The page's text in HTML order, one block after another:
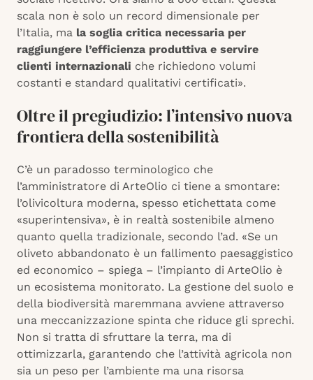
scala non è solo un record dimensionale per
l’Italia, ma la soglia critica necessaria per
raggiungere l’efficienza produttiva e servire
clienti internazionali che richiedono volumi
costanti e standard qualitativi certificati».
Oltre il pregiudizio: l’intensivo nuova
frontiera della sostenibilità
C’è un paradosso terminologico che
l’amministratore di ArteOlio ci tiene a smontare:
l’olivicoltura moderna, spesso etichettata come
«superintensiva», è in realtà sostenibile almeno
quanto quella tradizionale, secondo l’ad. «Se un
oliveto abbandonato è un fallimento paesaggistico
ed economico – spiega – l’impianto di ArteOlio è
un ecosistema monitorato. La gestione del suolo e
della biodiversità maremmana avviene attraverso
una meccanizzazione spinta che riduce gli sprechi.
Non si tratta di sfruttare la terra, ma di
ottimizzarla, garantendo che l’attività agricola non
sia un peso per l’ambiente ma una risorsa